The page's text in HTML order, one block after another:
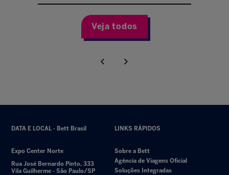
Veja todos
DATA E LOCAL - Bett Brasil
Expo Center Norte
Rua José Bernardo Pinto, 333
Vila Guilherme - São Paulo/SP
LINKS RÁPIDOS
Sobre a Bett
Agência de Viagens Oficial
Soluções Integradas